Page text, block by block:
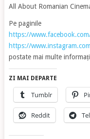
All About Romanian
Pe paginile
https://
https://
postate mai multe
ZI MAI DEPARTE
Tumblr
Reddit